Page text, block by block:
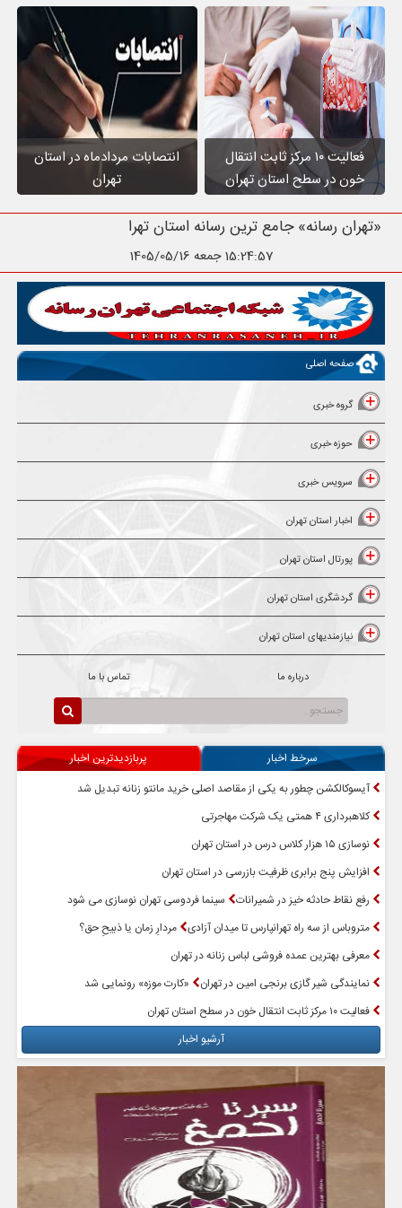
فعالیت ۱۰ مرکز ثابت انتقال
خون در سطح استان تهران
انتصابات مردادماه در استان
تهران
«تهران رسانه» جامع ترین رسانه استان
15:24:59جمعه 1405/05/16
صفحه اصلی
گروه خبری
حوزه خبری
سرویس خبری
اخبار استان تهران
پورتال استان تهران
گردشگری استان تهران
نیازمندیهای استان تهران
درباره ما تماس با ما
سرخط اخبار
پربازدیدترین اخبار
آیسوکالکشن چطور به یکی از مقاصد اصلی خرید مانتو زنانه تبدیل شد
کلاهبرداری ۴ همتی یک شرکت مهاجرتی
نوسازی ۱۵ هزار کلاس درس در استان تهران
افزایش پنج برابری ظرفیت بازرسی در استان تهران
رفع نقاط حادثه خیز در شمیرانات
سینما فردوسی تهران نوسازی می شود
متروباس از سه راه تهرانپارس تا میدان آزادی مردارِ زمان یا ذبیحِ حق؟
معرفی بهترین عمده فروشی لباس زنانه در تهران
نمایندگی شیر گازی برنجی امین در تهران
«کارت موزه» رونمایی شد
فعالیت ۱۰ مرکز ثابت انتقال خون در سطح استان تهران
آرشیو اخبار